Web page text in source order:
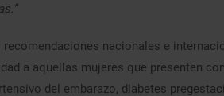
nacionales e
a aquellas mujeres que presenten
del embarazo, diabetes